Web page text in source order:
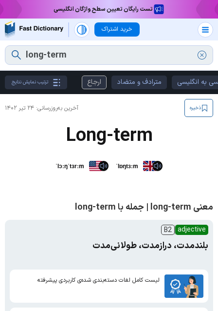
تست رایگان تعیین سطح واژگان انگلیسی
خرید اشتراک
به انگلیسی مترادف و متضاد ارجاع ترتیب نمایش نتایج
آخرین به‌روزرسانی: ۲۴ تیر ۱۴۰۲ ذخیره
Long-term
ˈlɔːŋˈtɜrːm ˈlɒŋtɜːm
معنی long-term | جمله با long-term
adjective
B2
بلندمدت، درازمدت، طولانی‌مدت
لیست کامل لغات دسته‌بندی شده‌ی کاربردی پیشرفته